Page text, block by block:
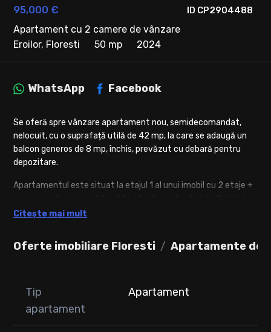
ID CP2904488
95,000 €
Apartament cu 2 camere de vânzare
Eroilor, Floresti
50 mp 2024
Oferte imobiliare Floresti Apartamente de
WhatsApp Facebook
Se oferă spre vânzare apartament nou, semidecomandat,
nelocuit, cu o suprafață utilă de 42 mp, la care se adaugă un
balcon generos de 8 mp, închis, prevăzut cu debară pentru
depozitare.
Apartamentul este situat la etajul 1 al unui imobil cu 2 etaje +
de stat se află chiar în spatele blocului, un mare avantaj
Geamuri termopan, pentru un confort termic și fonic ridicat
Se vinde complet mobilat și utilat, fiind gata de mutare
imediată, fără a necesita investiții suplimentare.
Citește mai mult
Tip
apartament
Apartament